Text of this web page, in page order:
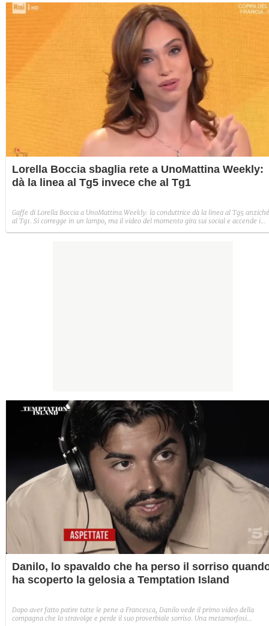
Lorella Boccia sbaglia rete a UnoMattina Weekly:
dà la linea al Tg5 invece che al Tg1
Gaffe di Lorella Boccia a UnoMattina Weekly: la conduttrice dà la linea al Tg5 anziché
al Tg1. Si corregge in un lampo, ma il video del momento gira sui social e accende i
Danilo, lo spavaldo che ha perso il sorriso
ha scoperto la gelosia a Temptation Island
Dopo aver fatto patire tutte le pene a Francesca, Danilo vede il primo video della
compagna che lo stravolge e perde il suo proverbiale sorriso. Una metamorfosi